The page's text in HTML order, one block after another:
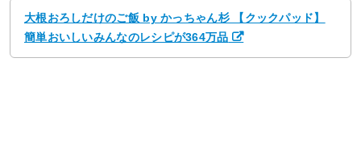
大根おろしだけのご飯 by かっちゃん杉 【クックパッド】
簡単おいしいみんなのレシピが364万品